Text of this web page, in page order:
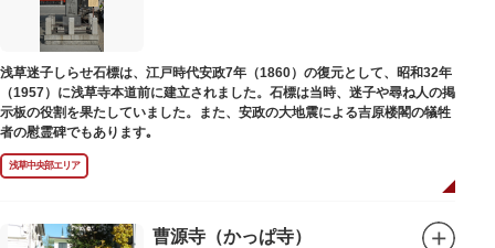
浅草迷子しらせ石標は、江戸時代安政7年（1860）の復元として、昭和32年
（1957）に浅草寺本道前に建立されました。石標は当時、迷子や尋ね人の掲
示板の役割を果たしていました。また、安政の大地震による吉原楼閣の犠牲
者の慰霊碑でもあります｡
浅草中央部エリア
曹源寺（かっぱ寺）